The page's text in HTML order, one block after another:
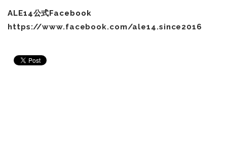
ALE14公式Facebook
https://www.facebook.com/ale14.since2016